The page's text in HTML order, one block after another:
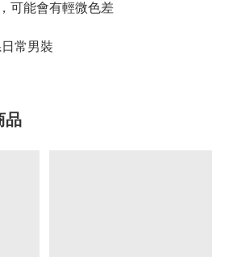
可能會有輕微色差
常男裝
品